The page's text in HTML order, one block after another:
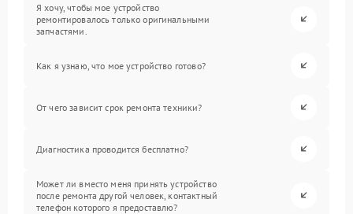
Я хочу, чтобы мое устройство
ремонтировалось только оригинальными
запчастями.
Как я узнаю, что мое устройство готово?
От чего зависит срок ремонта техники?
Диагностика проводится бесплатно?
Может ли вместо меня принять устройство
после ремонта другой человек, контактный
телефон которого я предоставлю?